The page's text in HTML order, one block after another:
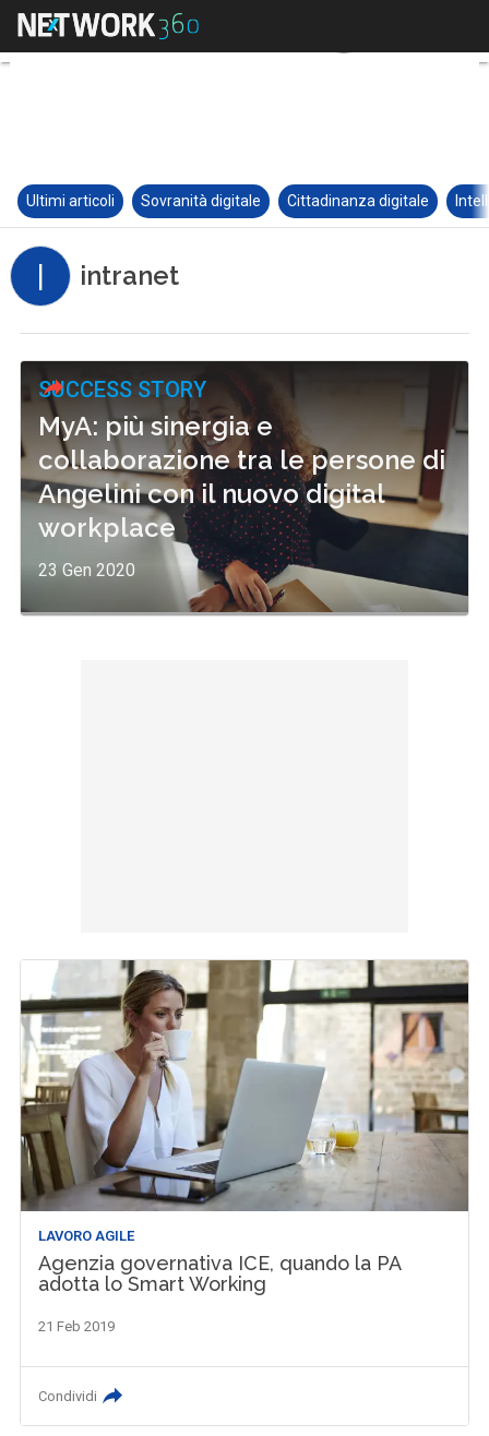
Ultimi articoli Sovranità digitale Cittadinanza digitale
I intranet
SUCCESS STORY
MyA: più sinergia e
collaborazione tra le persone di
Angelini con il nuovo digital
workplace
23 Gen 2020
LAVORO AGILE
Agenzia governativa ICE, quando la PA
adotta lo Smart Working
21 Feb 2019
Condividi